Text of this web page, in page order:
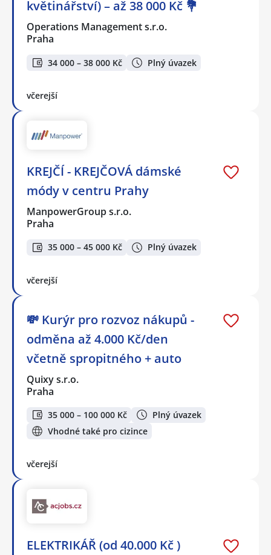
květinářství) – až 38 000 Kč 💐
Operations Management s.r.o.
Praha
34 000 – 38 000 Kč Plný úvazek
včerejší
KREJČÍ - KREJČOVÁ dámské
módy v centru Prahy
ManpowerGroup s.r.o.
Praha
35 000 – 45 000 Kč Plný úvazek
včerejší
💸 Kurýr pro rozvoz nákupů -
odměna až 4.000 Kč/den
včetně spropitného + auto
Quixy s.r.o.
Praha
35 000 – 100 000 Kč
Plný úvazek
Vhodné také pro cizince
včerejší
ELEKTRIKÁŘ (od 40.000 Kč )